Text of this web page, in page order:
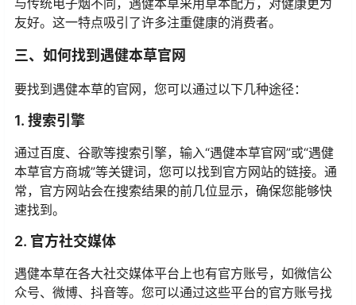
与传统电子烟不同，遇健本草采用草本配方，对健康更为
友好。这一特点吸引了许多注重健康的消费者。
三、如何找到遇健本草官网
要找到遇健本草的官网，您可以通过以下几种途径：
1. 搜索引擎
通过百度、谷歌等搜索引擎，输入“遇健本草官网”或“遇健
本草官方商城”等关键词，您可以找到官方网站的链接。通
常，官方网站会在搜索结果的前几位显示，确保您能够快
速找到。
2. 官方社交媒体
遇健本草在各大社交媒体平台上也有官方账号，如微信公
众号、微博、抖音等。您可以通过这些平台的官方账号找